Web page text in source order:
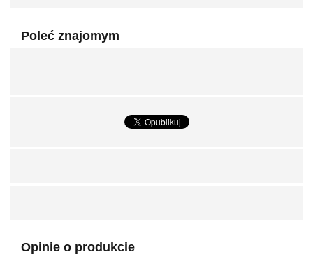
Poleć znajomym
Opinie o produkcie